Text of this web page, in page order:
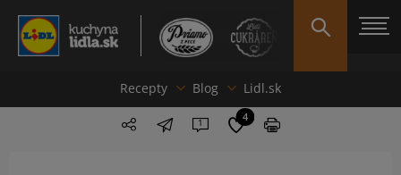
Recepty Blog Lidl.sk
1 4